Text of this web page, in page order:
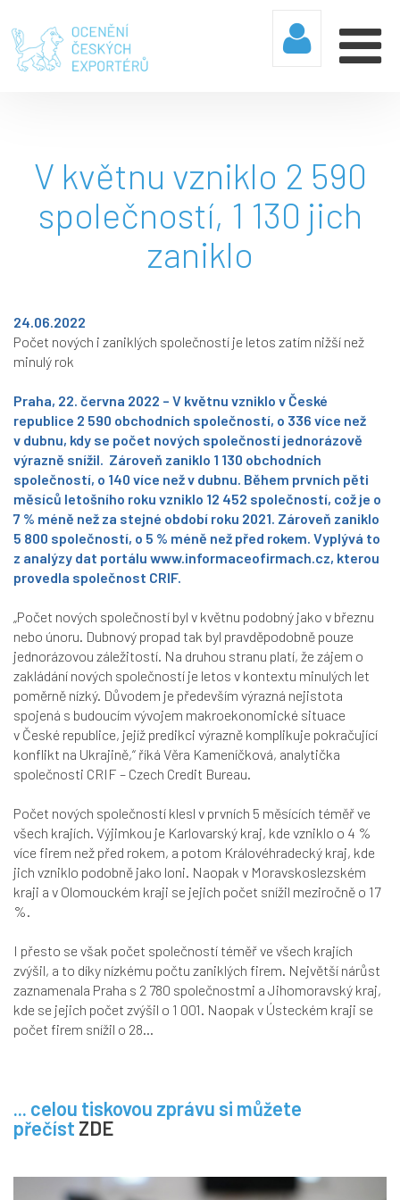
V květnu vzniklo 2 590
společností, 1 130 jich
zaniklo
24.06.2022
Počet nových i zaniklých společností je letos zatím nižší než
minulý rok
Praha, 22. června 2022 – V květnu vzniklo v České
republice 2 590 obchodních společností, o 336 více než
v dubnu, kdy se počet nových společností jednorázově
výrazně snížil. Zároveň zaniklo 1 130 obchodních
společností, o 140 více než v dubnu. Během prvních pěti
měsíců letošního roku vzniklo 12 452 společností, což je o
7 % méně než za stejné období roku 2021. Zároveň zaniklo
5 800 společností, o 5 % méně než před rokem. Vyplývá to
z analýzy dat portálu www.informaceofirmach.cz, kterou
provedla společnost CRIF.
„Počet nových společností byl v květnu podobný jako v březnu
nebo únoru. Dubnový propad tak byl pravděpodobně pouze
jednorázovou záležitostí. Na druhou stranu platí, že zájem o
zakládání nových společností je letos v kontextu minulých let
poměrně nízký. Důvodem je především výrazná nejistota
spojená s budoucím vývojem makroekonomické situace
v České republice, jejíž predikci výrazně komplikuje pokračující
konflikt na Ukrajině,“ říká Věra Kameníčková, analytička
společnosti CRIF – Czech Credit Bureau.
Počet nových společností klesl v prvních 5 měsících téměř ve
všech krajích. Výjimkou je Karlovarský kraj, kde vzniklo o 4 %
více firem než před rokem, a potom Královéhradecký kraj, kde
jich vzniklo podobně jako loni. Naopak v Moravskoslezském
kraji a v Olomouckém kraji se jejich počet snížil meziročně o 17
%.
I přesto se však počet společností téměř ve všech krajích
zvýšil, a to díky nízkému počtu zaniklých firem. Největší nárůst
zaznamenala Praha s 2 780 společnostmi a Jihomoravský kraj,
kde se jejich počet zvýšil o 1 001. Naopak v Ústeckém kraji se
počet firem snížil o 28...
... celou tiskovou zprávu si můžete
přečíst ZDE